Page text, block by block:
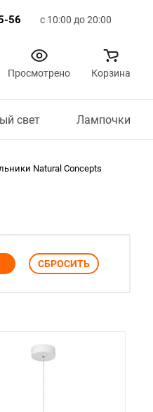
56 с 10:00 до 20:00
Просмотрено Корзина
свет Лампочки
Natural Concepts